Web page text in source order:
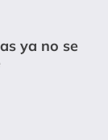
ya no se